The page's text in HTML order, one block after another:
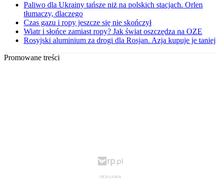
Paliwo dla Ukrainy tańsze niż na polskich stacjach. Orlen
tłumaczy, dlaczego
Czas gazu i ropy jeszcze się nie skończył
Wiatr i słońce zamiast ropy? Jak świat oszczędza na OZE
Rosyjski aluminium za drogi dla Rosjan. Azja kupuje je taniej
Promowane treści